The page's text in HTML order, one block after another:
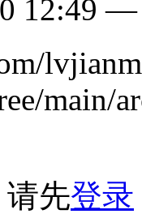
12:49
main/
先登录